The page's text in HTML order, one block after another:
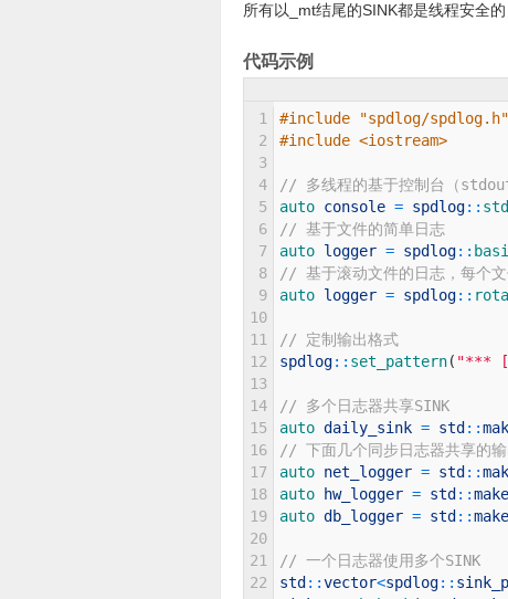
所有以_mt结尾的SINK都是线程安全
代码示例
1
2
3
4
5
6
7
8
9
10
11
12
13
14
15
16
17
18
19
20
21
22
#include "spdlog/spdlog.h"
#include <iostream>
// 多线程的基于控制台（
auto console = spdlog::
// 基于文件的简单日志
auto logger = spdlog::
// 基于滚动文件的日志，每个文
auto logger = spdlog::
// 定制输出格式
spdlog:: set_pattern( "***
// 多个日志器共享SINK
auto daily_sink = std ::
// 下面几个同步日志器共享的输
auto net_logger = std ::
auto
hw_logger = std ::
auto db_logger = std ::
// 一个日志器使用多个SINK
std ::vector<spdlog::